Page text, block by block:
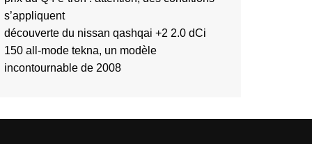
s’appliquent
découverte du nissan qashqai +2 2.0 dCi
150 all-mode tekna, un modèle
incontournable de 2008